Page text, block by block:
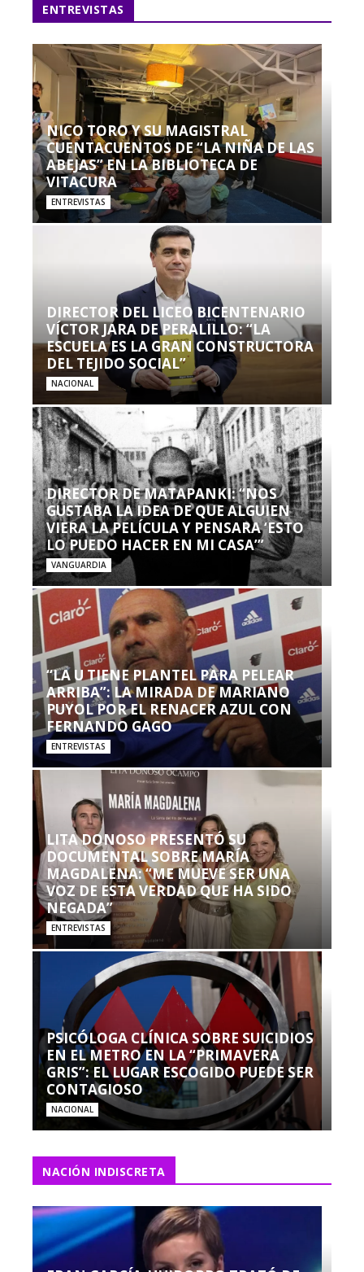
ENTREVISTAS
NICO TORO Y SU MAGISTRAL
CUENTACUENTOS DE “LA NIÑA DE LAS
ABEJAS” EN LA BIBLIOTECA DE
VITACURA
ENTREVISTAS
DIRECTOR DEL LICEO BICENTENARIO
VÍCTOR JARA DE PERALILLO: “LA
ESCUELA ES LA GRAN CONSTRUCTORA
DEL TEJIDO SOCIAL”
NACIONAL
DIRECTOR DE MATAPANKI: “NOS
GUSTABA LA IDEA DE QUE ALGUIEN
VIERA LA PELÍCULA Y PENSARA ‘ESTO
LO PUEDO HACER EN MI CASA’”
VANGUARDIA
“LA U TIENE PLANTEL PARA PELEAR
ARRIBA”: LA MIRADA DE MARIANO
PUYOL POR EL RENACER AZUL CON
FERNANDO GAGO
ENTREVISTAS
LITA DONOSO PRESENTÓ SU
DOCUMENTAL SOBRE MARÍA
MAGDALENA: “ME MUEVE SER UNA
VOZ DE ESTA VERDAD QUE HA SIDO
NEGADA”
ENTREVISTAS
PSICÓLOGA CLÍNICA SOBRE SUICIDIOS
EN EL METRO EN LA “PRIMAVERA
GRIS”: EL LUGAR ESCOGIDO PUEDE SER
CONTAGIOSO
NACIONAL
NACIÓN INDISCRETA